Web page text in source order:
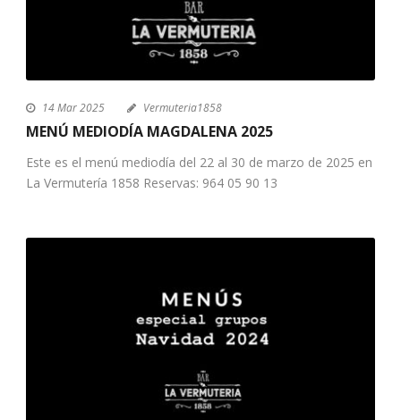
14 Mar 2025 Vermuteria1858
MENÚ MEDIODÍA MAGDALENA 2025
Este es el menú mediodía del 22 al 30 de marzo de 2025 en
La Vermutería 1858 Reservas: 964 05 90 13